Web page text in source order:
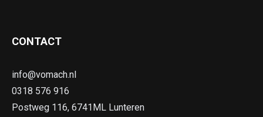
CONTACT
info@vomach.nl
0318 576 916
Postweg 116, 6741ML Lunteren